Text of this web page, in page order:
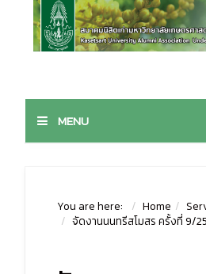
MENU
You are here: Home
จัดงานนนทรีสโมสร ครั้งที่ 9/